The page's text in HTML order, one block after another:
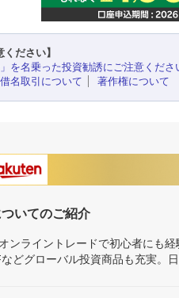
ください】
」を名乗った投資勧誘にご注意くださ
名取引について
著作権について
いてのご紹介
ンライントレードで初心者にも
どグローバル投資商品も充実。